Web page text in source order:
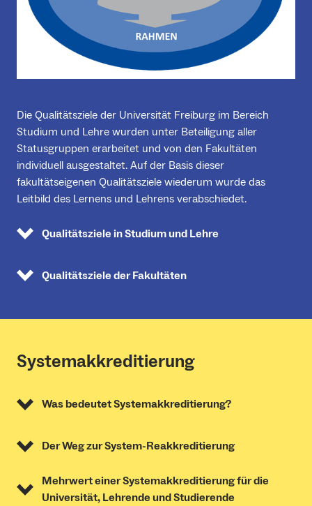
Die Qualitätsziele der Universität Freiburg im Bereich
Studium und Lehre wurden unter Beteiligung aller
Statusgruppen erarbeitet und von den Fakultäten
individuell ausgestaltet. Auf der Basis dieser
fakultätseigenen Qualitätsziele wiederum wurde das
Leitbild des Lernens und Lehrens verabschiedet.
Qualitätsziele in Studium und Lehre
Qualitätsziele der Fakultäten
Systemakkreditierung
Was bedeutet Systemakkreditierung?
Der Weg zur System-Reakkreditierung
Mehrwert einer Systemakkreditierung für die
Universität, Lehrende und Studierende